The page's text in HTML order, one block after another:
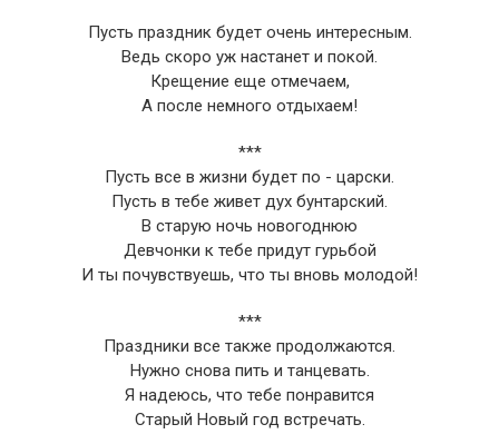
Пусть праздник будет очень интересным.
Ведь скоро уж настанет и покой.
Крещение еще отмечаем,
А после немного отдыхаем!
***
Пусть все в жизни будет по - царски.
Пусть в тебе живет дух бунтарский.
В старую ночь новогоднюю
Девчонки к тебе придут гурьбой
И ты почувствуешь, что ты вновь молодой!
***
Праздники все также продолжаются.
Нужно снова пить и танцевать.
Я надеюсь, что тебе понравится
Старый Новый год встречать.